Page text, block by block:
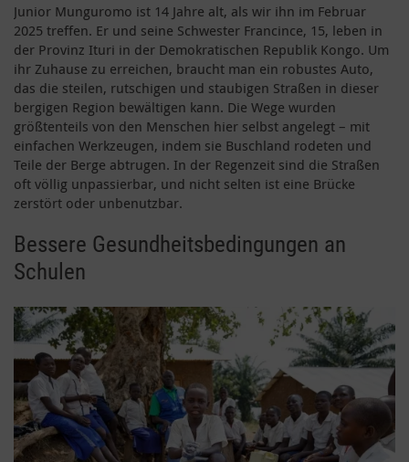
Junior Munguromo ist 14 Jahre alt, als wir ihn im Februar
2025 treffen. Er und seine Schwester Francince, 15, leben in
der Provinz Ituri in der Demokratischen Republik Kongo. Um
ihr Zuhause zu erreichen, braucht man ein robustes Auto,
das die steilen, rutschigen und staubigen Straßen in dieser
bergigen Region bewältigen kann. Die Wege wurden
größtenteils von den Menschen hier selbst angelegt – mit
einfachen Werkzeugen, indem sie Buschland rodeten und
Teile der Berge abtrugen. In der Regenzeit sind die Straßen
oft völlig unpassierbar, und nicht selten ist eine Brücke
zerstört oder unbenutzbar.
Bessere Gesundheitsbedingungen an
Schulen